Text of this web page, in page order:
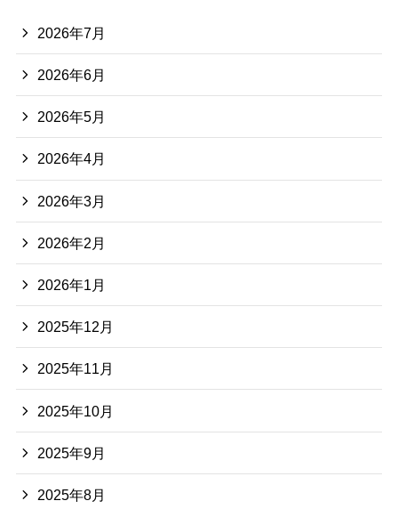
2026年7月
2026年6月
2026年5月
2026年4月
2026年3月
2026年2月
2026年1月
2025年12月
2025年11月
2025年10月
2025年9月
2025年8月